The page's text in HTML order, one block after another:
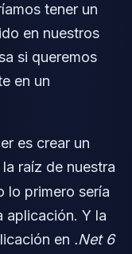
tener un
en nuestros
si queremos
en un
es crear un
la raíz de nuestra
lo primero sería
aplicación. Y la
en .Net 6